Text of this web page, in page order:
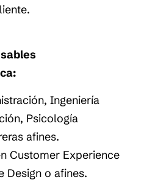
Ingeniería
Psicología
afines.
Customer Experience
Design o afines.